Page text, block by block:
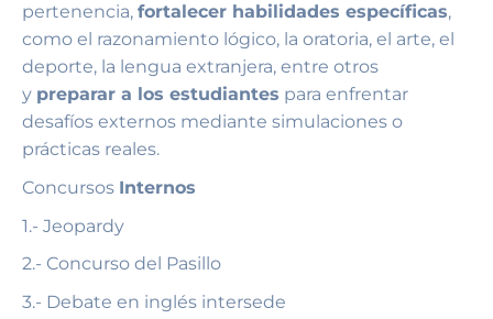
pertenencia, fortalecer habilidades específicas,
como el razonamiento lógico, la oratoria, el arte, el
deporte, la lengua extranjera, entre otros
y preparar a los estudiantes para enfrentar
desafíos externos mediante simulaciones o
prácticas reales.
Concursos Internos
1.- Jeopardy
2.- Concurso del Pasillo
3.- Debate en inglés intersede